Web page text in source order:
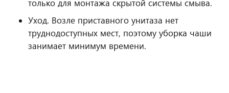
только для монтажа скрытой системы смыва.
Уход. Возле приставного унитаза нет
труднодоступных мест, поэтому уборка чаши
занимает минимум времени.